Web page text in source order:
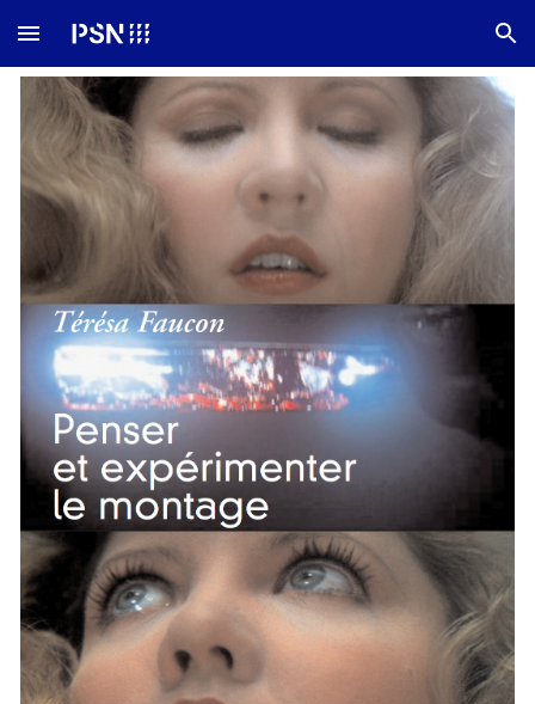
Skip to main content Skip to navigation